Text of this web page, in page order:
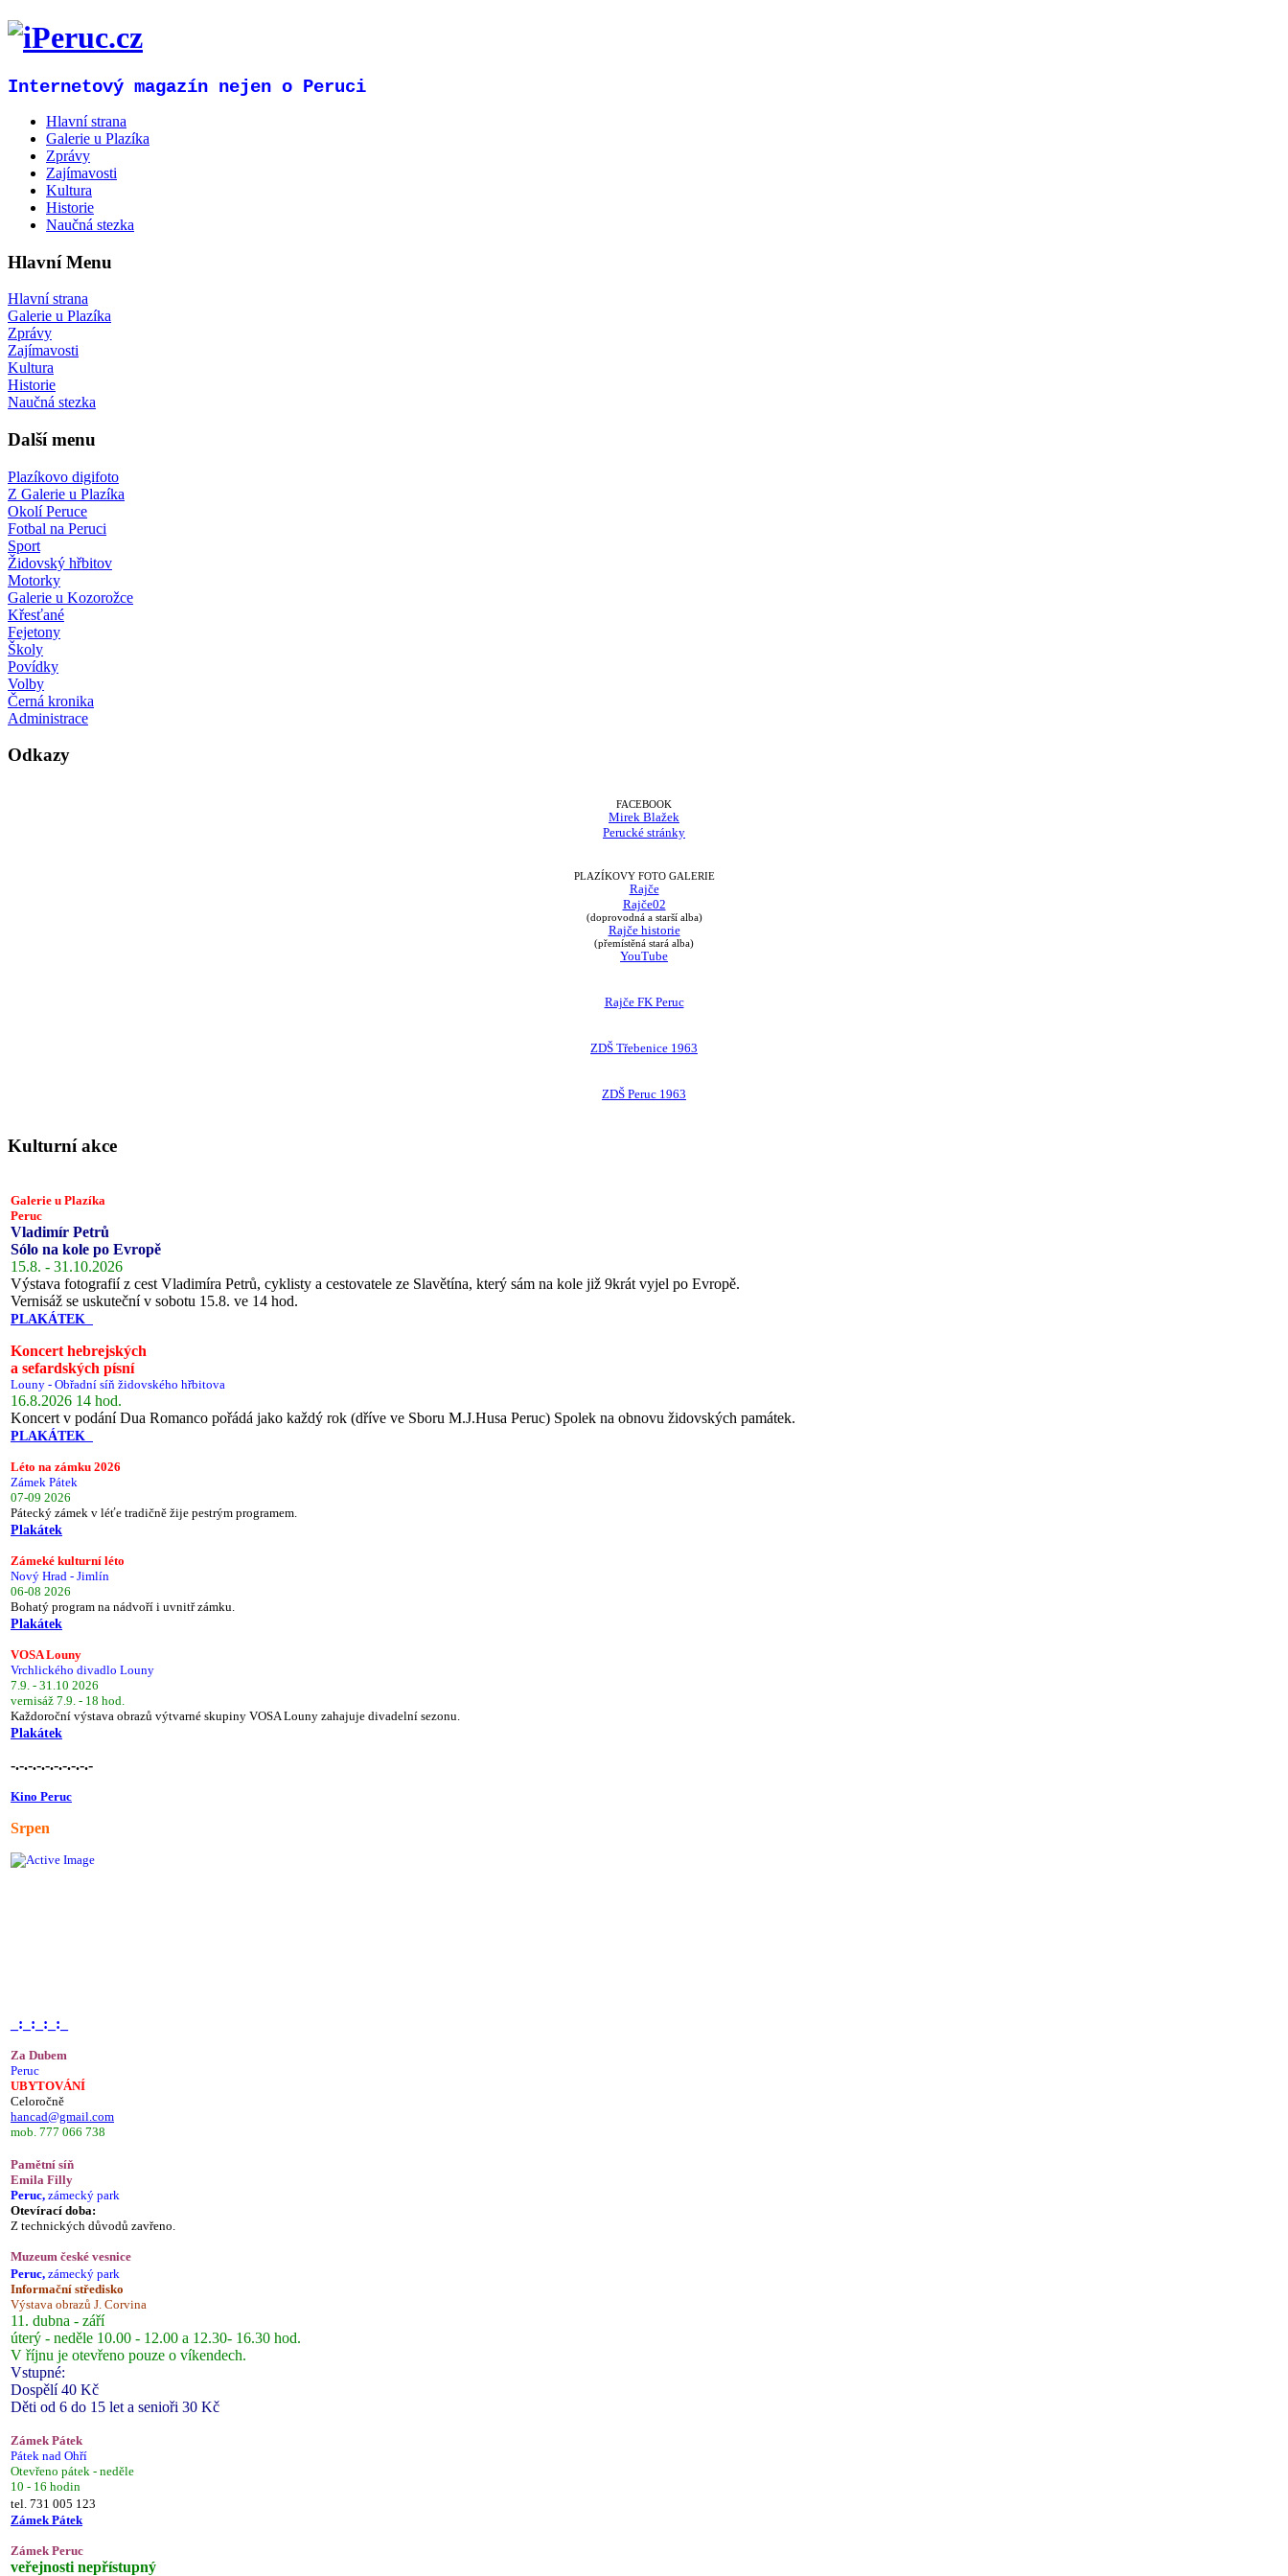
Internetový magazín nejen o Peruci
Hlavní strana
Galerie u Plazíka
Zprávy
Zajímavosti
Kultura
Historie
Naučná stezka
Hlavní Menu
Hlavní strana
Galerie u Plazíka
Zprávy
Zajímavosti
Kultura
Historie
Naučná stezka
Další menu
Plazíkovo digifoto
Z Galerie u Plazíka
Okolí Peruce
Fotbal na Peruci
Sport
Židovský hřbitov
Motorky
Galerie u Kozorožce
Křesťané
Fejetony
Školy
Povídky
Volby
Černá kronika
Administrace
Odkazy
FACEBOOK
Mirek Blažek
Perucké stránky
PLAZÍKOVY FOTO GALERIE
Rajče
Rajče02
(doprovodná a starší alba)
Rajče historie
(přemístěná stará alba)
YouTube
Rajče FK Peruc
ZDŠ Třebenice 1963
ZDŠ Peruc 1963
Kulturní akce
Galerie u Plazíka
Peruc
Vladimír Petrů
Sólo na kole po Evropě
15.8. - 31.10.2026
Výstava fotografií z cest Vladimíra Petrů, cyklisty a cestovatele ze Slavětína, který sám na kole již 9krát vyjel po Evropě.
Vernisáž se uskuteční v sobotu 15.8. ve 14 hod.
PLAKÁTEK
Koncert hebrejských
a sefardských písní
Louny - Obřadní síň židovského hřbitova
16.8.2026 14 hod.
Koncert v podání Dua Romanco pořádá jako každý rok (dříve ve Sboru M.J.Husa Peruc) Spolek na obnovu židovských památek.
PLAKÁTEK
Léto na zámku 2026
Zámek Pátek
07-09 2026
Pátecký zámek v léťe tradičně žije pestrým programem.
Plakátek
Zámeké kulturní léto
Nový Hrad - Jimlín
06-08 2026
Bohatý program na nádvoří i uvnitř zámku.
Plakátek
VOSA Louny
Vrchlického divadlo Louny
7.9. - 31.10 2026
vernisáž 7.9. - 18 hod.
Každoroční výstava obrazů výtvarné skupiny VOSA Louny zahajuje divadelní sezonu.
Plakátek
-.-.-.-.-.-.-.-.-.-
Kino Peruc
Srpen
_:_:_:_:_
Za Dubem
Peruc
UBYTOVÁNÍ
Celoročně
hancad@gmail.com
mob. 777 066 738
Pamětní síň
Emila Filly
Peruc, zámecký park
Otevírací doba:
Z technických důvodů zavřeno.
Muzeum české vesnice
Peruc, zámecký park
Informační středisko
Výstava obrazů J. Corvina
11. dubna - září
úterý - neděle 10.00 - 12.00 a 12.30- 16.30 hod.
V říjnu je otevřeno pouze o víkendech.
Vstupné:
Dospělí 40 Kč
Děti od 6 do 15 let a senioři 30 Kč
Zámek Pátek
Pátek nad Ohří
Otevřeno pátek - neděle
10 - 16 hodin
tel. 731 005 123
Zámek Pátek
Zámek Peruc
veřejnosti nepřístupný